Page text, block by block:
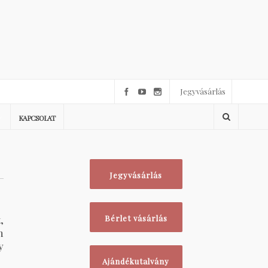
Jegyvásárlás
KAPCSOLAT
Jegyvásárlás
Bérlet vásárlás
Ajándékutalvány